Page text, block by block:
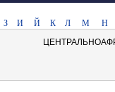
З И Й К Л М
Н